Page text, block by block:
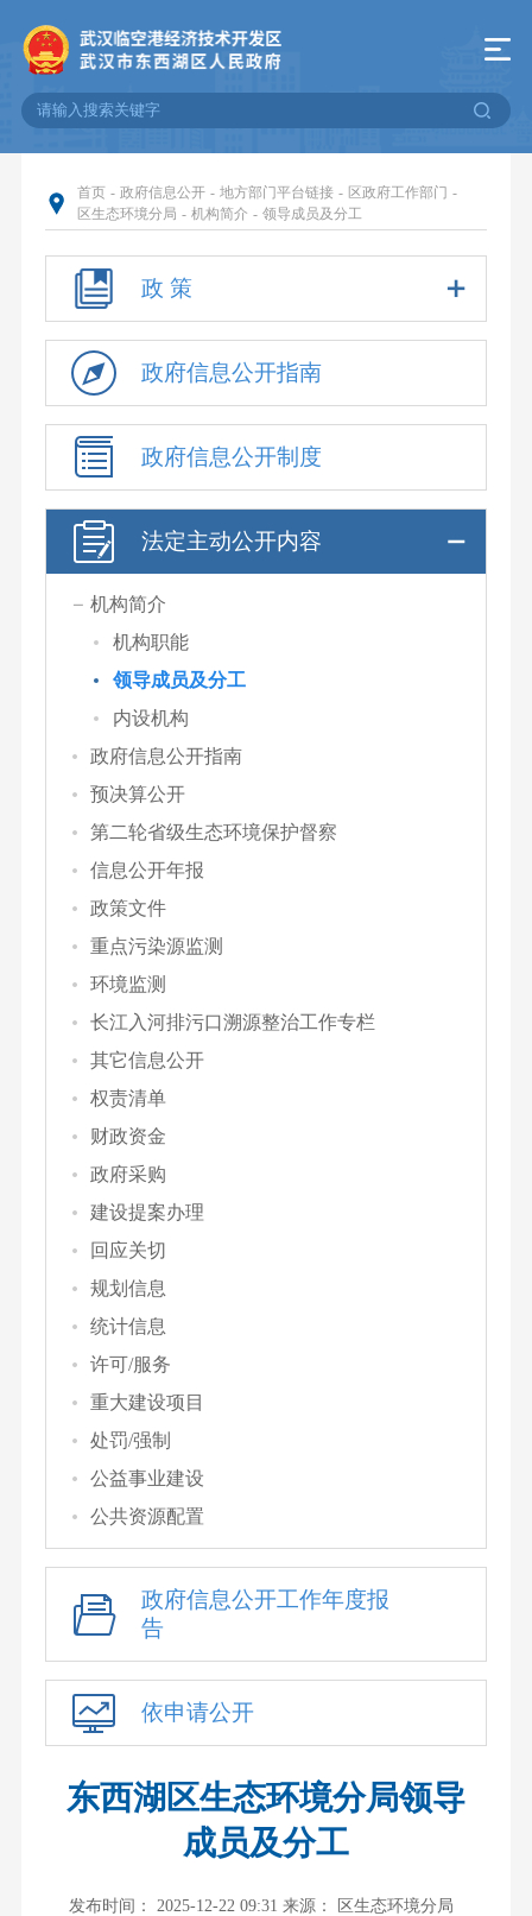
首页 - 政府信息公开 - 地方部门平台链接 - 区政府工作部门 -
区生态环境分局 - 机构简介 - 领导成员及分工
政 策
政府信息公开指南
政府信息公开制度
法定主动公开内容
机构简介
机构职能
领导成员及分工
内设机构
政府信息公开指南
预决算公开
第二轮省级生态环境保护督察
信息公开年报
政策文件
重点污染源监测
环境监测
长江入河排污口溯源整治工作专栏
其它信息公开
权责清单
财政资金
政府采购
建设提案办理
回应关切
规划信息
统计信息
许可/服务
重大建设项目
处罚/强制
公益事业建设
公共资源配置
政府信息公开工作年度报
告
依申请公开
东西湖区生态环境分局领导
成员及分工
发布时间： 2025-12-22 09:31 来源： 区生态环境分局